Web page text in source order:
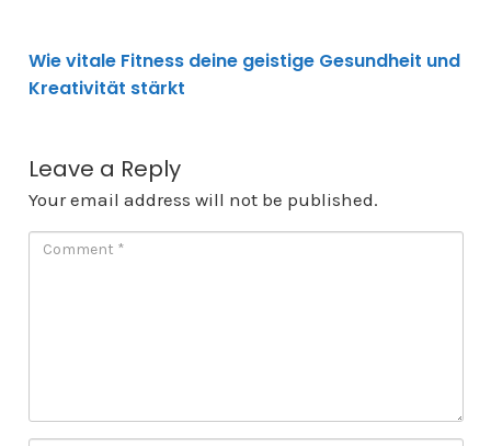
Wie vitale Fitness deine geistige Gesundheit und
Kreativität stärkt
Leave a Reply
Your email address will not be published.